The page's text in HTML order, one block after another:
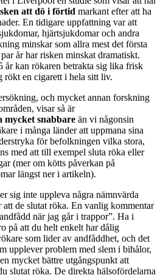
att dö i förtid markant efter att ha
En tidigare uppfattning var att
hjärtsjukdomar och andra
minskar som allra mest det första
år har risken minskat dramatiskt.
år kan rökaren betrakta sig lika frisk
rökt en cigarett i hela sitt liv.
och mycket annan forskning
visar så är
mycket snabbare än vi någonsin
i många länder att uppmana sina
för befolkningen vilka stora,
med att till exempel sluta röka eller
(mer om kötts påverkan på
längst ner i artikeln).
sig inte uppleva några nämnvärda
de slutat röka. En vanlig kommentar
när jag går i trappor”. Ha i
på att du helt enkelt har dålig
som lider av andfåddhet, och det
upplever problem med slem i bihålor,
mycket bättre utgångspunkt att
slutat röka. De direkta hälsofördelarna